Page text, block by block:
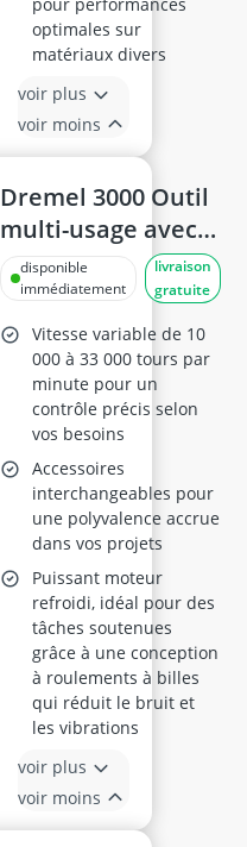
optimales sur
matériaux divers
voir plus
voir moins
Dremel 3000 Outil
multi-usage avec
accessoires
disponible
immédiatement
livraison
gratuite
Vitesse variable de 10
000 à 33 000 tours par
minute pour un
contrôle précis selon
vos besoins
Accessoires
interchangeables pour
une polyvalence accrue
dans vos projets
Puissant moteur
refroidi, idéal pour des
tâches soutenues
grâce à une conception
à roulements à billes
qui réduit le bruit et
les vibrations
voir plus
voir moins